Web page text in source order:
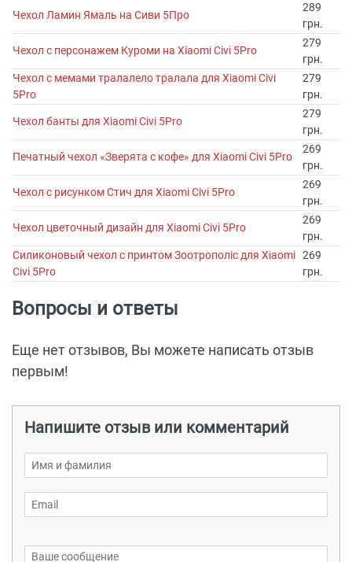
Чехол Ламин Ямаль на Сиви 5Про
289
грн.
Чехол с персонажем Куроми на Xiaomi Civi 5Pro
279
грн.
Чехол с мемами тралалело тралала для Xiaomi Civi
5Pro
279
грн.
Чехол банты для Xiaomi Civi 5Pro
279
грн.
Печатный чехол «Зверята с кофе» для Xiaomi Civi 5Pro
269
грн.
Чехол с рисунком Стич для Xiaomi Civi 5Pro
269
грн.
Чехол цветочный дизайн для Xiaomi Civi 5Pro
269
грн.
Силиконовый чехол с принтом Зоотрополіс для Xiaomi
Civi 5Pro
269
грн.
Вопросы и ответы
Еще нет отзывов, Вы можете написать отзыв
первым!
Напишите отзыв или комментарий